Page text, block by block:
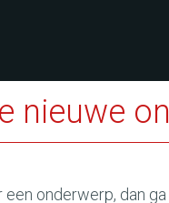
nieuwe
onderwerp, dan